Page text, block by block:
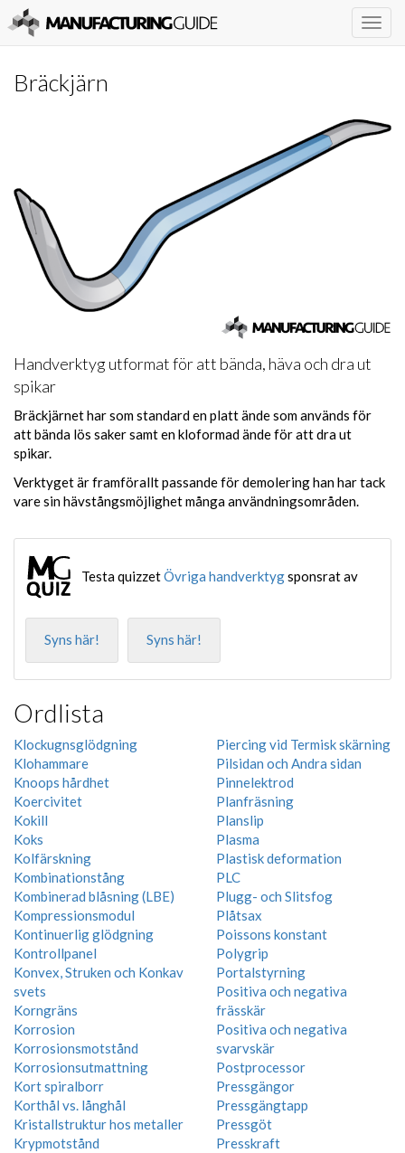
Bräckjärn
Handverktyg utformat för att bända, häva och dra ut
spikar
Bräckjärnet har som standard en platt ände som används för
att bända lös saker samt en kloformad ände för att dra ut
spikar.
Verktyget är framförallt passande för demolering han har tack
vare sin hävstångsmöjlighet många användningsområden.
Testa quizzetÖvriga handverktygsponsrat av
Syns här! Syns här!
Ordlista
Klockugnsglödgning
Klohammare
Knoops hårdhet
Koercivitet
Kokill
Koks
Kolfärskning
Kombinationstång
Kombinerad blåsning (LBE)
Kompressionsmodul
Kontinuerlig glödgning
Kontrollpanel
Konvex, Struken och Konkav
svets
Korngräns
Korrosion
Korrosionsmotstånd
Korrosionsutmattning
Kort spiralborr
Korthål vs. långhål
Kristallstruktur hos metaller
Krypmotstånd
Piercing vid Termisk skärning
Pilsidan och Andra sidan
Pinnelektrod
Planfräsning
Planslip
Plasma
Plastisk deformation
PLC
Plugg- och Slitsfog
Plåtsax
Poissons konstant
Polygrip
Portalstyrning
Positiva och negativa
frässkär
Positiva och negativa
svarvskär
Postprocessor
Pressgängor
Pressgängtapp
Pressgöt
Presskraft